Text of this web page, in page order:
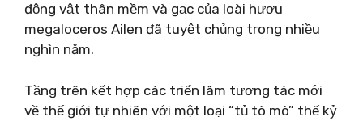
động vật thân mềm và gạc của loài hươu
megaloceros Ailen đã tuyệt chủng trong nhiều
nghìn năm.
Tầng trên kết hợp các triển lãm tương tác mới
về thế giới tự nhiên với một loại “tủ tò mò” thế kỷ